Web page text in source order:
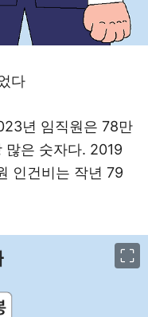
다
년 임직원은 78만
은 숫자다. 2019
인건비는 작년 79